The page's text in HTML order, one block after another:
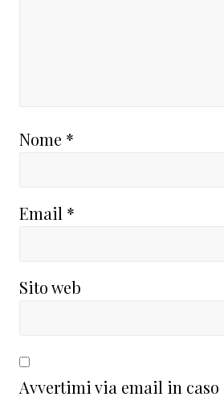
Nome *
Email *
Sito web
Avvertimi via email in